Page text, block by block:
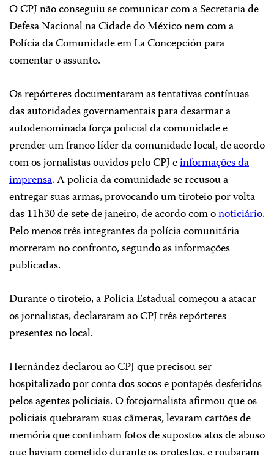
O CPJ não conseguiu se comunicar com a Secretaria de
Defesa Nacional na Cidade do México nem com a
Polícia da Comunidade em La Concepción para
comentar o assunto.
Os repórteres documentaram as tentativas contínuas
das autoridades governamentais para desarmar a
autodenominada força policial da comunidade e
prender um franco líder da comunidade local, de acordo
com os jornalistas ouvidos pelo CPJ einformações da
imprensa. A polícia da comunidade se recusou a
entregar suas armas, provocando um tiroteio por volta
das 11h30 de sete de janeiro, de acordo com onoticiário.
Pelo menos três integrantes da polícia comunitária
morreram no confronto, segundo as informações
publicadas.
Durante o tiroteio, a Polícia Estadual começou a atacar
os jornalistas, declararam ao CPJ três repórteres
presentes no local.
Hernández declarou ao CPJ que precisou ser
hospitalizado por conta dos socos e pontapés desferidos
pelos agentes policiais. O fotojornalista afirmou que os
policiais quebraram suas câmeras, levaram cartões de
memória que continham fotos de supostos atos de abuso